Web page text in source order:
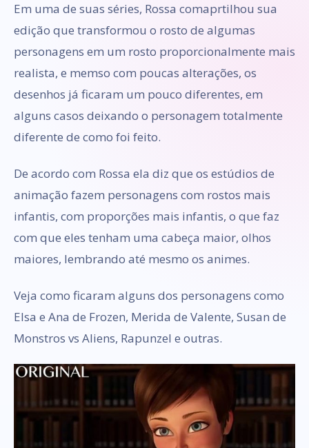
Em uma de suas séries, Rossa comaprtilhou sua
edição que transformou o rosto de algumas
personagens em um rosto proporcionalmente mais
realista, e memso com poucas alterações, os
desenhos já ficaram um pouco diferentes, em
alguns casos deixando o personagem totalmente
diferente de como foi feito.
De acordo com Rossa ela diz que os estúdios de
animação fazem personagens com rostos mais
infantis, com proporções mais infantis, o que faz
com que eles tenham uma cabeça maior, olhos
maiores, lembrando até mesmo os animes.
Veja como ficaram alguns dos personagens como
Elsa e Ana de Frozen, Merida de Valente, Susan de
Monstros vs Aliens, Rapunzel e outras.